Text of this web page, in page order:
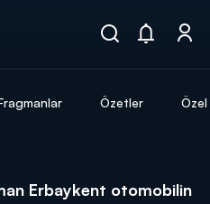
Özetler
Erbaykent otomobilin